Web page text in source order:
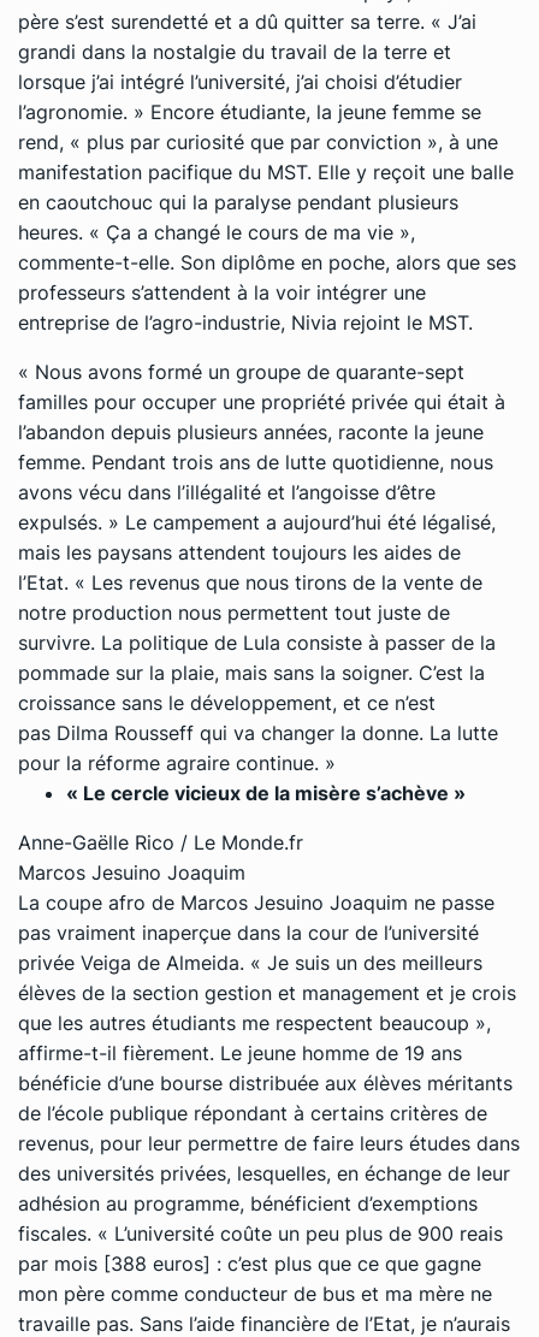
père s’est surendetté et a dû quitter sa terre. « J’ai
grandi dans la nostalgie du travail de la terre et
lorsque j’ai intégré l’université, j’ai choisi d’étudier
l’agronomie. » Encore étudiante, la jeune femme se
rend, « plus par curiosité que par conviction », à une
manifestation pacifique du MST. Elle y reçoit une balle
en caoutchouc qui la paralyse pendant plusieurs
heures. « Ça a changé le cours de ma vie »,
commente-t-elle. Son diplôme en poche, alors que ses
professeurs s’attendent à la voir intégrer une
entreprise de l’agro-industrie, Nivia rejoint le MST.
« Nous avons formé un groupe de quarante-sept
familles pour occuper une propriété privée qui était à
l’abandon depuis plusieurs années, raconte la jeune
femme. Pendant trois ans de lutte quotidienne, nous
avons vécu dans l’illégalité et l’angoisse d’être
expulsés. » Le campement a aujourd’hui été légalisé,
mais les paysans attendent toujours les aides de
l’Etat. « Les revenus que nous tirons de la vente de
notre production nous permettent tout juste de
survivre. La politique de Lula consiste à passer de la
pommade sur la plaie, mais sans la soigner. C’est la
croissance sans le développement, et ce n’est
pas Dilma Rousseff qui va changer la donne. La lutte
pour la réforme agraire continue. »
« Le cercle vicieux de la misère s’achève »
Anne-Gaëlle Rico / Le Monde.fr
Marcos Jesuino Joaquim
La coupe afro de Marcos Jesuino Joaquim ne passe
pas vraiment inaperçue dans la cour de l’université
privée Veiga de Almeida. « Je suis un des meilleurs
élèves de la section gestion et management et je crois
que les autres étudiants me respectent beaucoup »,
affirme-t-il fièrement. Le jeune homme de 19 ans
bénéficie d’une bourse distribuée aux élèves méritants
de l’école publique répondant à certains critères de
revenus, pour leur permettre de faire leurs études dans
des universités privées, lesquelles, en échange de leur
adhésion au programme, bénéficient d’exemptions
fiscales. « L’université coûte un peu plus de 900 reais
par mois [388 euros] : c’est plus que ce que gagne
mon père comme conducteur de bus et ma mère ne
travaille pas. Sans l’aide financière de l’Etat, je n’aurais